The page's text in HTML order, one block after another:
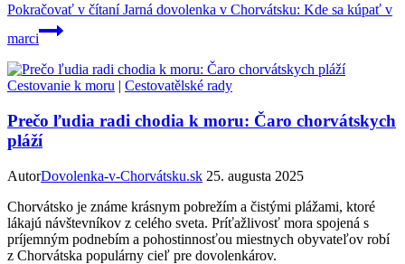
Pokračovať v čítaníJarná dovolenka v Chorvátsku: Kde sa kúpať v
marci
Cestovanie k moru | Cestovatělské rady
Prečo ľudia radi chodia k moru: Čaro chorvátskych
pláží
AutorDovolenka-v-Chorvátsku.sk 25. augusta 2025
Chorvátsko je známe krásnym pobrežím a čistými plážami, ktoré
lákajú návštevníkov z celého sveta. Príťažlivosť mora spojená s
príjemným podnebím a pohostinnosťou miestnych obyvateľov robí
z Chorvátska populárny cieľ pre dovolenkárov.